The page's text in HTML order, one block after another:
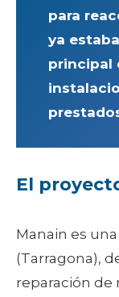
para
ya
principal
El
Manain es
(Tarragona),
reparación de